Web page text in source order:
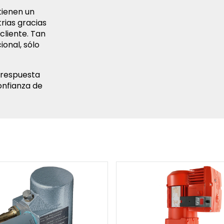
un
gracias
Tan
sólo
de